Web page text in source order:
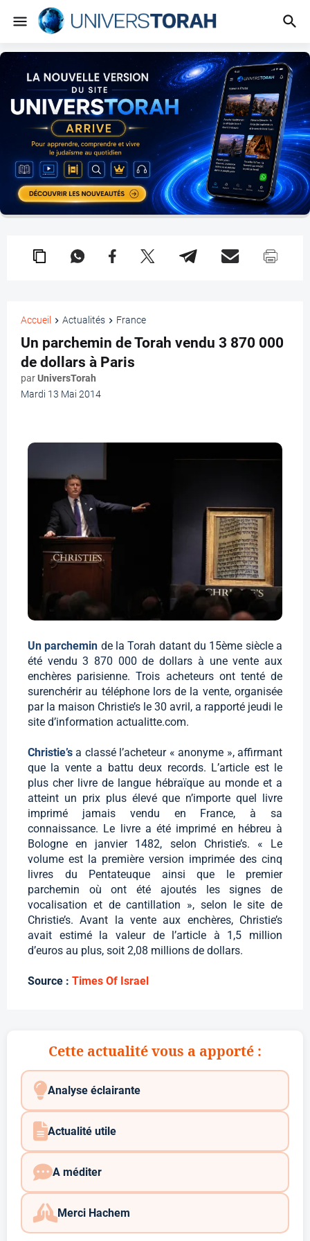
Accueil Actualités France
Un parchemin de Torah vendu 3 870 000
de dollars à Paris
parUniversTorah
Mardi 13 Mai 2014
Un parchemin de la Torah datant du 15ème siècle a
été vendu 3 870 000 de dollars à une vente aux
enchères parisienne. Trois acheteurs ont tenté de
surenchérir au téléphone lors de la vente, organisée
par la maison Christie’s le 30 avril, a rapporté jeudi le
site d’information actualitte.com.
Christie’sa classé l’acheteur « anonyme », affirmant
que la vente a battu deux records. L’article est le
plus cher livre de langue hébraïque au monde et a
atteint un prix plus élevé que n’importe quel livre
imprimé jamais vendu en France, à sa
connaissance. Le livre a été imprimé en hébreu à
Bologne en janvier 1482, selon Christie’s. « Le
volume est la première version imprimée des cinq
livres du Pentateuque ainsi que le premier
parchemin où ont été ajoutés les signes de
vocalisation et de cantillation », selon le site de
Christie’s. Avant la vente aux enchères, Christie’s
avait estimé la valeur de l’article à 1,5 million
d’euros au plus, soit 2,08 millions de dollars.
Source : Times Of Israel
Cette actualité vous a apporté :
Analyse éclairante
Actualité utile
A méditer
Merci Hachem